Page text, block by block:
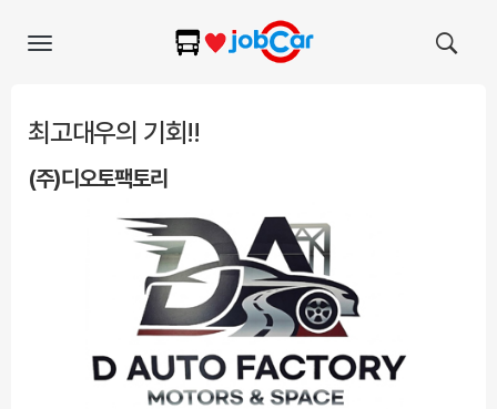
Toggle
navigation
최고대우의 기회!!
(주)디오토팩토리